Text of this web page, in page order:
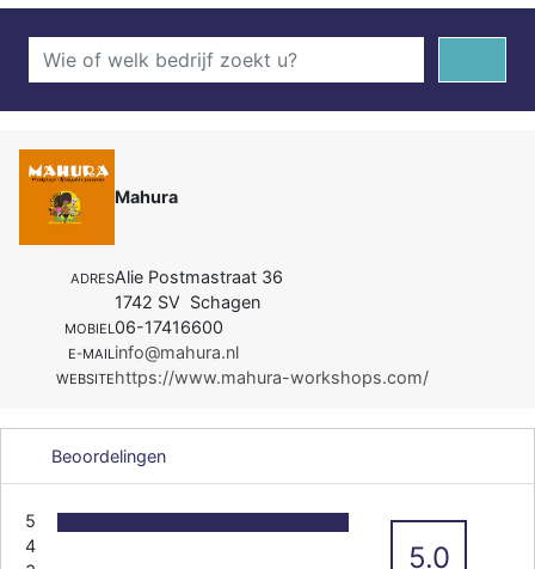
Mahura
ADRESAlie Postmastraat 36
1742 SV Schagen
MOBIEL 06-17416600
E-MAIL info@mahura.nl
WEBSITEhttps://www.mahura-workshops.com/
Beoordelingen
5
4
5.0